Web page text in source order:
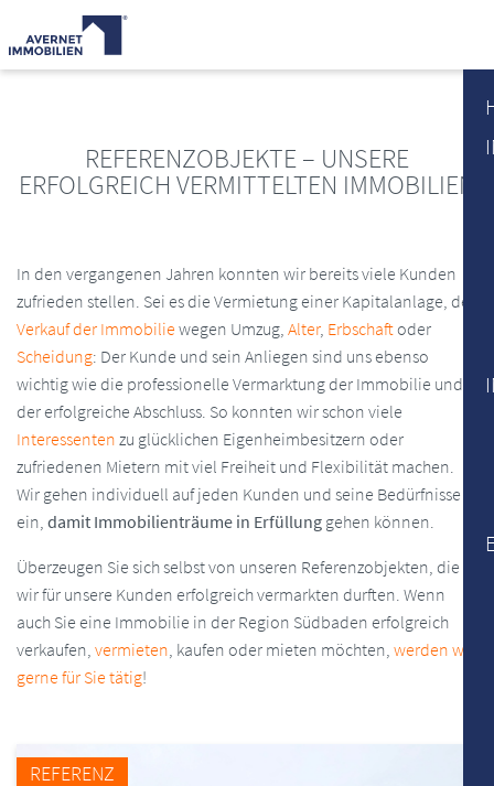
REFERENZOBJEKTE – UNSERE
ERFOLGREICH VERMITTELTEN IMMOBILIEN
In den vergangenen Jahren konnten wir bereits viele Kunden
zufrieden stellen. Sei es die Vermietung einer Kapitalanlage, der
Verkauf der Immobiliewegen Umzug, Alter, Erbschaftoder
Scheidung: Der Kunde und sein Anliegen sind uns ebenso
wichtig wie die professionelle Vermarktung der Immobilie und
der erfolgreiche Abschluss. So konnten wir schon viele
Interessenten zu glücklichen Eigenheimbesitzern oder
zufriedenen Mietern mit viel Freiheit und Flexibilität machen.
Wir gehen individuell auf jeden Kunden und seine Bedürfnisse
ein, damit Immobilienträume in Erfüllung gehen können.
Überzeugen Sie sich selbst von unseren Referenzobjekten, die
wir für unsere Kunden erfolgreich vermarkten durften. Wenn
auch Sie eine Immobilie in der Region Südbaden erfolgreich
verkaufen, vermieten, kaufen oder mieten möchten, werden wir
gerne für Sie tätig!
REFERENZ